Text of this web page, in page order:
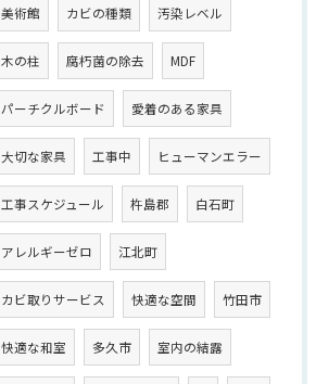
美術館 カビの種類 汚染レベル
木の柱 腐朽菌の除去 MDF
パーチクルボード 愛着のある家具
大切な家具 工事中 ヒューマンエラー
工事スケジュール 杵島郡 白石町
アレルギーゼロ 江北町
カビ取りサービス 快適な空間 竹田市
快適な和室 多久市 室内の結露